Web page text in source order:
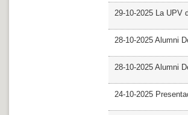
29-10-2025 La UPV
28-10-2025 Alumni
28-10-2025 Alumni
24-10-2025